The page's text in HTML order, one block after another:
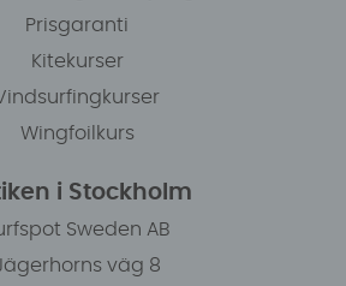
Prisgaranti
Kitekurser
Wingfoilkurs
i Stockholm
Sweden AB
väg 8